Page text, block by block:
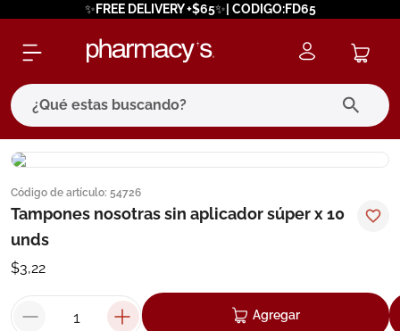
✨FREE DELIVERY +$65✨| CODIGO:FD65
¿Qué estas buscando?
Código de artículo: 54726
Tampones nosotras sin aplicador súper x 10
unds
$3,22
Agregar
términos más buscados
1. eucerin
cerave